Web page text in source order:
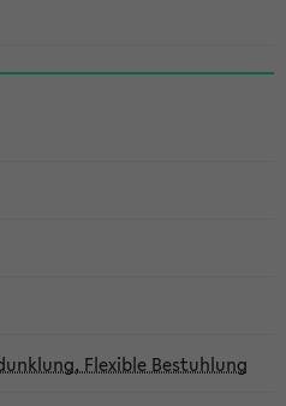
Flexible Bestuhlung